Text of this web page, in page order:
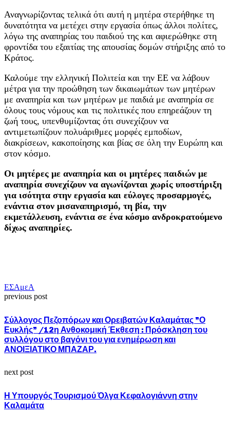
Αναγνωρίζοντας τελικά ότι αυτή η μητέρα στερήθηκε τη
δυνατότητα να μετέχει στην εργασία όπως άλλοι πολίτες,
λόγω της αναπηρίας του παιδιού της και αφιερώθηκε στη
φροντίδα του εξαιτίας της απουσίας δομών στήριξης από το
Κράτος.
Καλούμε την ελληνική Πολιτεία και την ΕΕ να λάβουν
μέτρα για την προώθηση των δικαιωμάτων των μητέρων
με αναπηρία και των μητέρων με παιδιά με αναπηρία σε
όλους τους νόμους και τις πολιτικές που επηρεάζουν τη
ζωή τους, υπενθυμίζοντας ότι συνεχίζουν να
αντιμετωπίζουν πολυάριθμες μορφές εμποδίων,
διακρίσεων, κακοποίησης και βίας σε όλη την Ευρώπη και
στον κόσμο.
Οι μητέρες με αναπηρία και οι μητέρες παιδιών με
αναπηρία συνεχίζουν να αγωνίζονται χωρίς υποστήριξη
για ισότητα στην εργασία και εύλογες προσαρμογές,
ενάντια στον μισαναπηρισμό, τη βία, την
εκμετάλλευση, ενάντια σε ένα κόσμο ανδροκρατούμενο
δίχως αναπηρίες.
ΕΣΑμεΑ
previous post
Σύλλογος Πεζοπόρων και Ορειβατών Καλαμάτας ”Ο
Ευκλής” /12η Ανθοκομική Έκθεση : Πρόσκληση του
συλλόγου στο βαγόνι του για ενημέρωση και
ΑΝΟΙΞΙΑΤΙΚΟ ΜΠΑΖΑΡ.
next post
Η Υπουργός Τουρισμού Όλγα Κεφαλογιάννη στην
Καλαμάτα